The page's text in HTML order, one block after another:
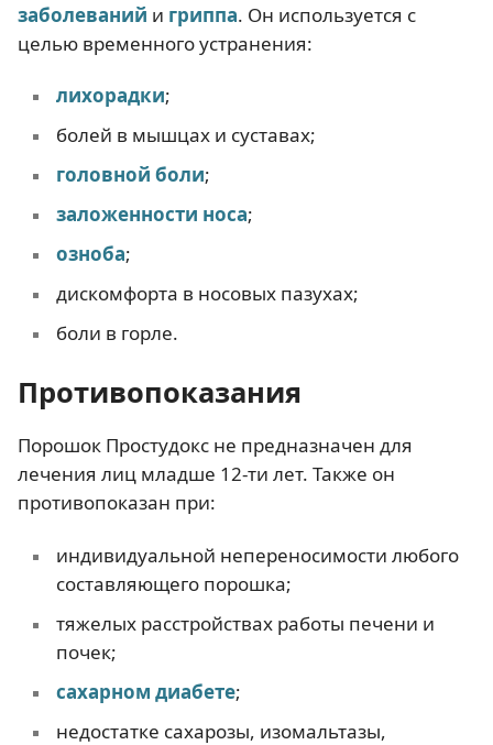
заболеваний и гриппа. Он используется с
целью временного устранения:
лихорадки;
болей в мышцах и суставах;
головной боли;
заложенности носа;
озноба;
дискомфорта в носовых пазухах;
боли в горле.
Противопоказания
Порошок Простудокс не предназначен для
лечения лиц младше 12-ти лет. Также он
противопоказан при:
индивидуальной непереносимости любого
составляющего порошка;
тяжелых расстройствах работы печени и
почек;
сахарном диабете;
недостатке сахарозы, изомальтазы,